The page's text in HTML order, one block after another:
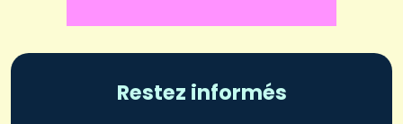
Restez informés